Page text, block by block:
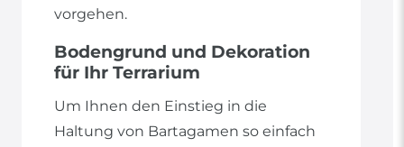
vorgehen.
Bodengrund und Dekoration
für Ihr Terrarium
Um Ihnen den Einstieg in die
Haltung von Bartagamen so einfach